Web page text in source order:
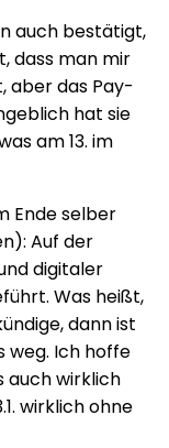
auch bestätigt,
dass man mir
aber das Pay-
hat sie
am 13. im
Ende selber
Auf der
digitaler
Was heißt,
dann ist
weg. Ich hoffe
auch wirklich
wirklich ohne